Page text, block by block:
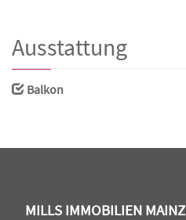
Ausstattung
Balkon
MILLS IMMOBILIEN MAINZ